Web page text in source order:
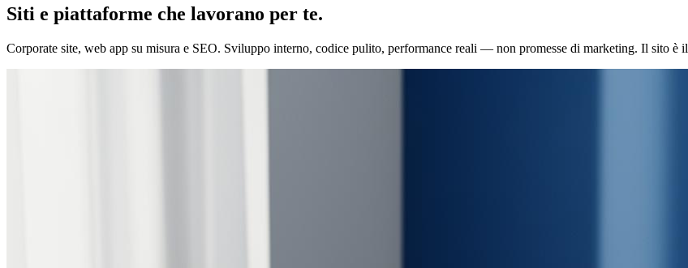
Siti e piattaforme che lavorano per te.
Corporate site, web app su misura e SEO. Sviluppo interno, codice pulito, performance reali — non promesse di marketing. Il sito è